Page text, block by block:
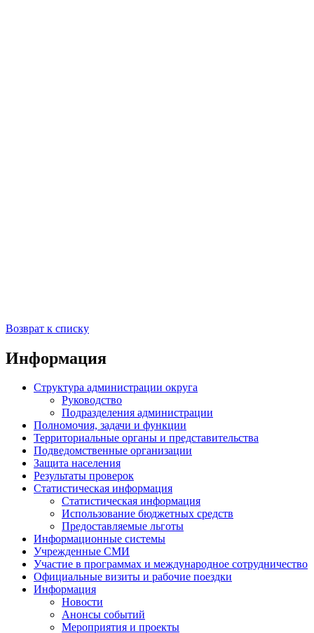
Возврат к списку
Информация
Структура администрации округа
Руководство
Подразделения администрации
Полномочия, задачи и функции
Территориальные органы и представительства
Подведомственные организации
Защита населения
Результаты проверок
Статистическая информация
Статистическая информация
Использование бюджетных средств
Предоставляемые льготы
Информационные системы
Учрежденные СМИ
Участие в программах и международное сотрудничество
Официальные визиты и рабочие поездки
Информация
Новости
Анонсы событий
Мероприятия и проекты